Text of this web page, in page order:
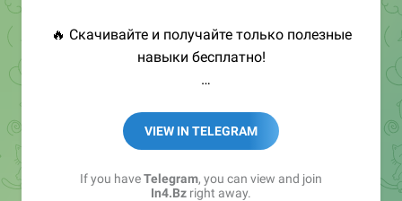
🔥 Скачивайте и получайте только полезные
навыки бесплатно!
➖ in4.bz/
➖ https://t.me/in4bz
➖ twitter.com/bz_in4
➖ https://t.me/in4news
VIEW IN TELEGRAM
If you haveTelegram, you can view and join
In4.Bz right away.